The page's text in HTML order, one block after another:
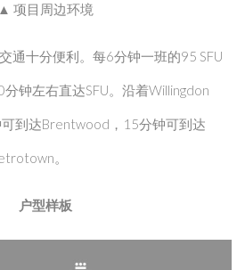
▲ 项目周边环境
通十分便利。每6分钟一班的95 SFU
钟左右直达SFU。沿着Willingdon
到达Brentwood，15分钟可到达
。
户型样板